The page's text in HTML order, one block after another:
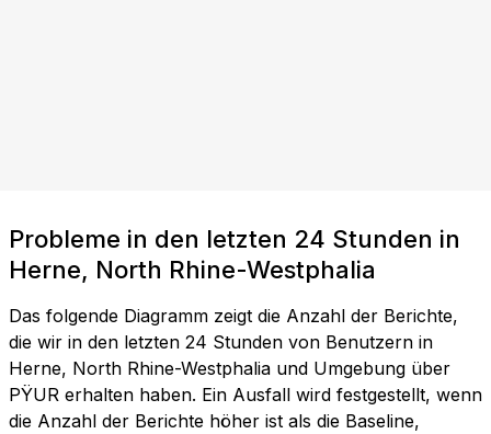
Probleme in den letzten 24 Stunden in
Herne, North Rhine-Westphalia
Das folgende Diagramm zeigt die Anzahl der Berichte,
die wir in den letzten 24 Stunden von Benutzern in
Herne, North Rhine-Westphalia und Umgebung über
PŸUR erhalten haben. Ein Ausfall wird festgestellt, wenn
die Anzahl der Berichte höher ist als die Baseline,